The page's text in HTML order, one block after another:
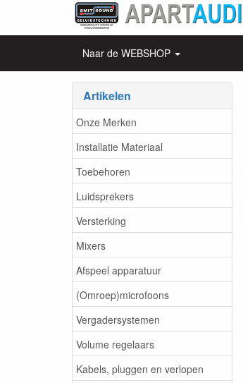
Naar de WEBSHOP
Artikelen
Onze Merken
Installatie Materiaal
Toebehoren
Luidsprekers
Versterking
Mixers
Afspeel apparatuur
(Omroep)microfoons
Vergadersystemen
Volume regelaars
Kabels, pluggen en verlopen